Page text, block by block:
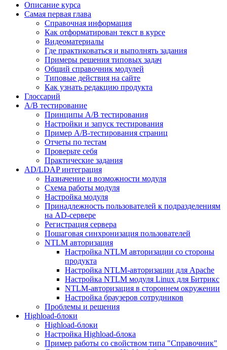
Описание курса
Самая первая глава
Справочная информация
Как отформатирован текст в курсе
Видеоматериалы
Где практиковаться и выполнять задания
Примеры решения типовых задач
Общий справочник модулей
Типовые действия на сайте
Как узнать редакцию продукта
Глоссарий
A/B тестирование
Принципы A/B тестирования
Настройки и запуск тестирования
Пример A/B-тестирования страниц
Отчеты по тестам
Проверьте себя
Практические задания
AD/LDAP интеграция
Назначение и возможности модуля
Схема работы модуля
Настройка модуля
Принадлежность пользователей к подразделениям
на AD-сервере
Регистрация сервера
Пошаговая синхронизация пользователей
NTLM авторизация
Настройка NTLM авторизации со стороны
продукта
Настройка NTLM-авторизации для Apache
Настройка NTLM модуля Linux для Битрикс
NTLM-авторизация в стороннем окружении
Настройка браузеров сотрудников
Проблемы и решения
Highload-блоки
Highload-блоки
Настройка Highload-блока
Пример работы со свойством типа "Справочник"